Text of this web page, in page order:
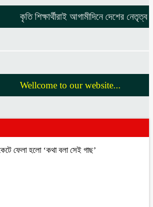
কৃতি শিক্ষার্থীরাই আগামীদিনে দেশের নেতৃত্ব
Wellcome to our website...
ফেলা হলো ‘কথা বলা সেই গাছ’